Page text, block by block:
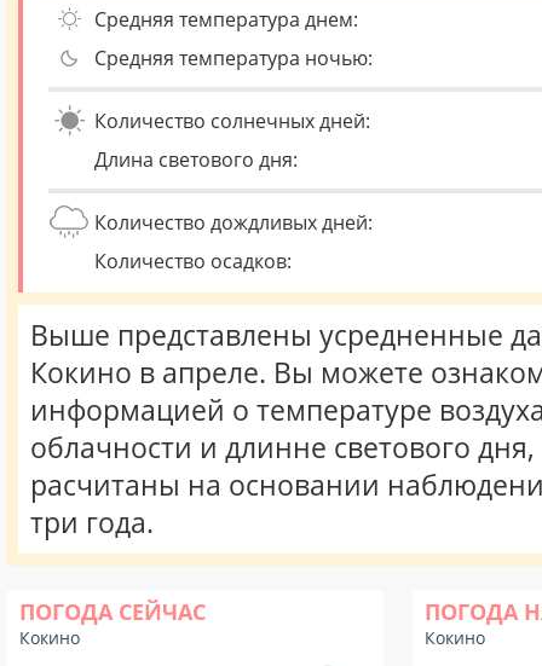
Средняя температура днем:
Средняя температура ночью:
Количество солнечных дней:
Длина светового дня:
Количество дождливых дней:
Количество осадков:
Выше представлены усредненные
Кокино в апреле. Вы можете
информацией о температуре
облачности и длинне светового
расчитаны на основании
три года.
ПОГОДА СЕЙЧАС
Кокино
ПОГОДА
Кокино